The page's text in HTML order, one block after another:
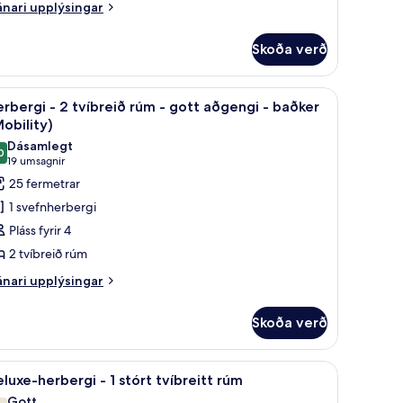
upplýsingar
Skoða verð
fyrir fartölvur Öryggishólf í herbergi, skrifborð,
7
- 2 tvíbreið rúm - gott aðgengi - baðker
af 10
Dásamlegt
19 umsagnir
(19
umsagnir)
25 fermetrar
1 svefnherbergi
Pláss fyrir 4
2 tvíbreið rúm
upplýsingar
Skoða verð
í herbergi, skrifborð, vinnuaðstaða fyrir fartölvur
Öryggishólf í herbergi, skrifborð,
6 herbergi - 1 stórt tvíbreitt rúm